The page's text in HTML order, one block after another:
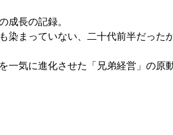
長の記録。
染まっていない、二十代前半だった
一気に進化させた「兄弟経営」の原